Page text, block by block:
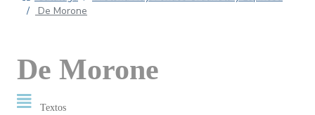
De Morone
De Morone
Textos